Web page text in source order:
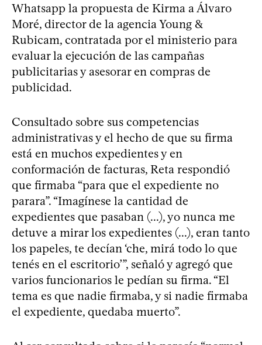
Whatsapp la propuesta de Kirma a Álvaro
Moré, director de la agencia Young &
Rubicam, contratada por el ministerio para
evaluar la ejecución de las campañas
publicitarias y asesorar en compras de
publicidad.
Consultado sobre sus competencias
administrativas y el hecho de que su firma
está en muchos expedientes y en
conformación de facturas, Reta respondió
que firmaba “para que el expediente no
parara”. “Imagínese la cantidad de
expedientes que pasaban (...), yo nunca me
detuve a mirar los expedientes (...), eran tanto
los papeles, te decían ‘che, mirá todo lo que
tenés en el escritorio’”, señaló y agregó que
varios funcionarios le pedían su firma. “El
tema es que nadie firmaba, y si nadie firmaba
el expediente, quedaba muerto”.